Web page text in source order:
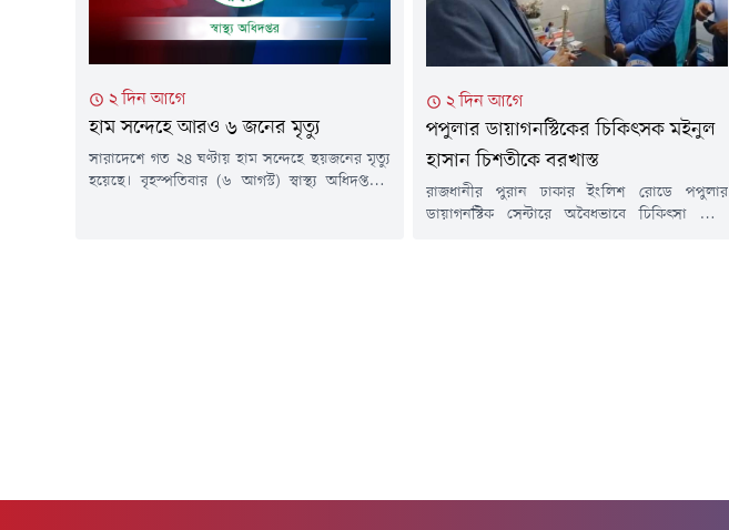
২ দিন আগে
হাম সন্দেহে আরও ৬ জনের মৃত্যু
সারাদেশে গত ২৪ ঘণ্টায় হাম সন্দেহে ছয়জনের মৃত্যু
হয়েছে। বৃহস্পতিবার (৬ আগস্ট) স্বাস্থ্য অধিদপ্তরের
২ দিন আগে
পপুলার ডায়াগনস্টিকের চিকিৎসক মইনুল
হাসান চিশতীকে বরখাস্ত
রাজধানীর পুরান ঢাকার ইংলিশ রোডে পপুলার
ডায়াগনস্টিক সেন্টারে অবৈধভাবে চিকিৎসা সেবা